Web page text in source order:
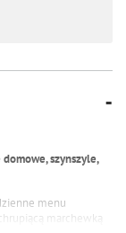
szynszyle,
menu
marchewką